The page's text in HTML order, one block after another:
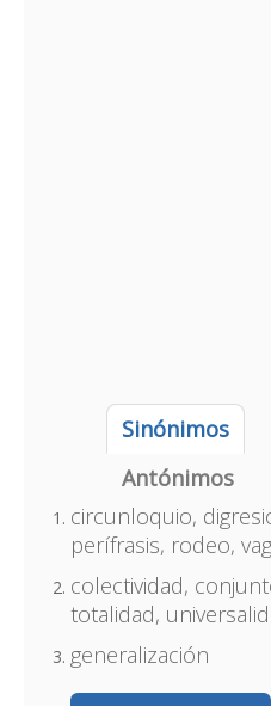
Sinónimos
Antónimos
circunloquio,
perífrasis, rodeo,
colectividad,
totalidad,
generalización